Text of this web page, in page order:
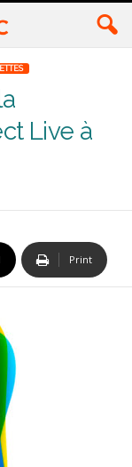
Live à
Print